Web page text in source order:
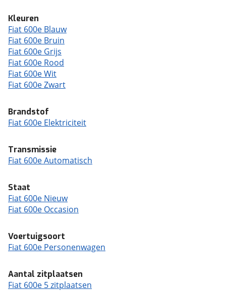
Kleuren
Fiat 600e Blauw
Fiat 600e Bruin
Fiat 600e Grijs
Fiat 600e Rood
Fiat 600e Wit
Fiat 600e Zwart
Brandstof
Fiat 600e Elektriciteit
Transmissie
Fiat 600e Automatisch
Staat
Fiat 600e Nieuw
Fiat 600e Occasion
Voertuigsoort
Fiat 600e Personenwagen
Aantal zitplaatsen
Fiat 600e 5 zitplaatsen